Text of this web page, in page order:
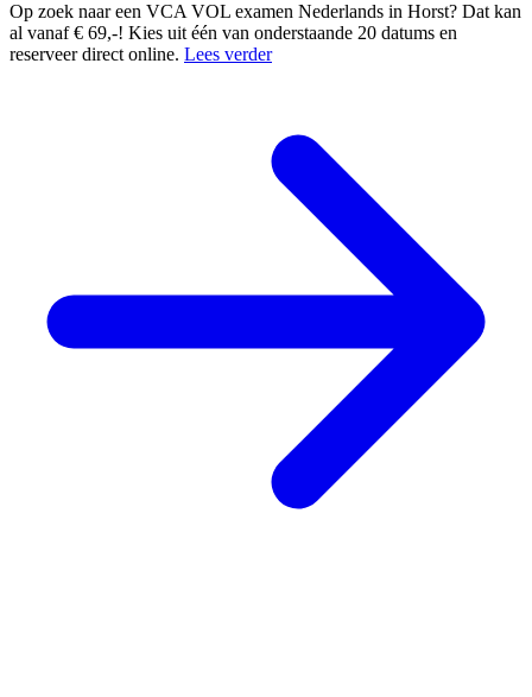
Op zoek naar een VCA VOL examen Nederlands in Horst? Dat kan
al vanaf € 69,-! Kies uit één van onderstaande 20 datums en
reserveer direct online. Lees verder